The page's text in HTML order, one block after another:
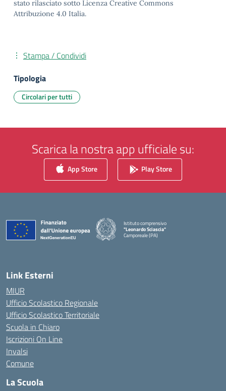
stato rilasciato sotto Licenza Creative Commons
Attribuzione 4.0 Italia.
Stampa / Condividi
Tipologia
Circolari per tutti
Scarica la nostra app ufficiale su:
App Store Play Store
Istituto comprensivo
"Leonardo Sciascia"
Camporeale (PA)
— Visita la pagina iniziale della scuola
Link Esterni
MIUR
Ufficio Scolastico Regionale
Ufficio Scolastico Territoriale
Scuola in Chiaro
Iscrizioni On Line
Invalsi
Comune
La Scuola